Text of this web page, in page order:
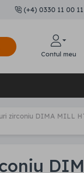
(+4) 0330 11 00 11
Contul meu
zirconiu DIMA MILL